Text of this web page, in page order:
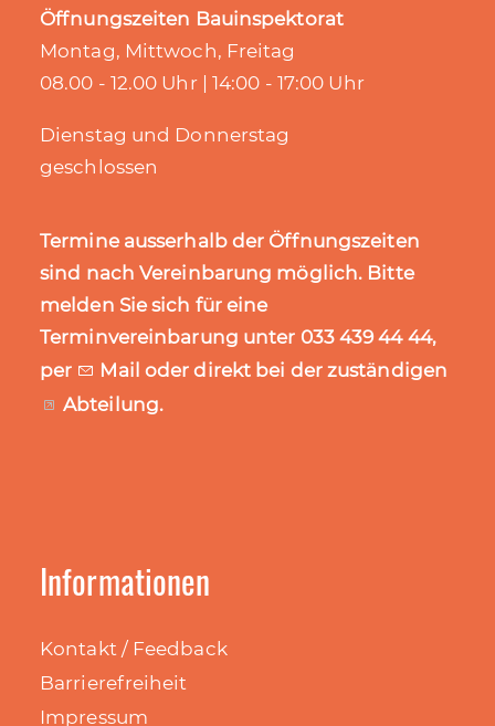
Öffnungszeiten Bauinspektorat
Montag, Mittwoch, Freitag
08.00 - 12.00 Uhr | 14:00 - 17:00 Uhr
Dienstag und Donnerstag
geschlossen
Termine ausserhalb der Öffnungszeiten
sind nach Vereinbarung möglich. Bitte
melden Sie sich für eine
Terminvereinbarung unter 033 439 44 44,
per
Mail oder direkt bei der zuständigen
Abteilung.
Informationen
Kontakt / Feedback
Barrierefreiheit
Impressum